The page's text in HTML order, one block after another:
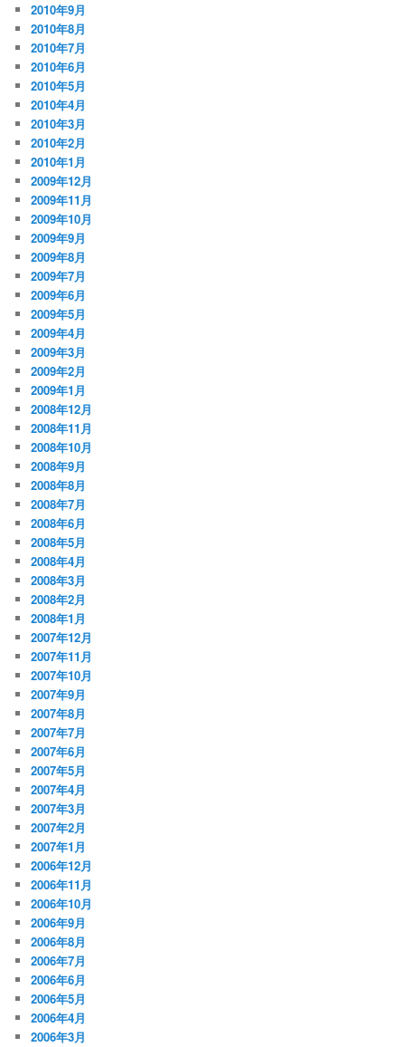
2010年9月
2010年8月
2010年7月
2010年6月
2010年5月
2010年4月
2010年3月
2010年2月
2010年1月
2009年12月
2009年11月
2009年10月
2009年9月
2009年8月
2009年7月
2009年6月
2009年5月
2009年4月
2009年3月
2009年2月
2009年1月
2008年12月
2008年11月
2008年10月
2008年9月
2008年8月
2008年7月
2008年6月
2008年5月
2008年4月
2008年3月
2008年2月
2008年1月
2007年12月
2007年11月
2007年10月
2007年9月
2007年8月
2007年7月
2007年6月
2007年5月
2007年4月
2007年3月
2007年2月
2007年1月
2006年12月
2006年11月
2006年10月
2006年9月
2006年8月
2006年7月
2006年6月
2006年5月
2006年4月
2006年3月